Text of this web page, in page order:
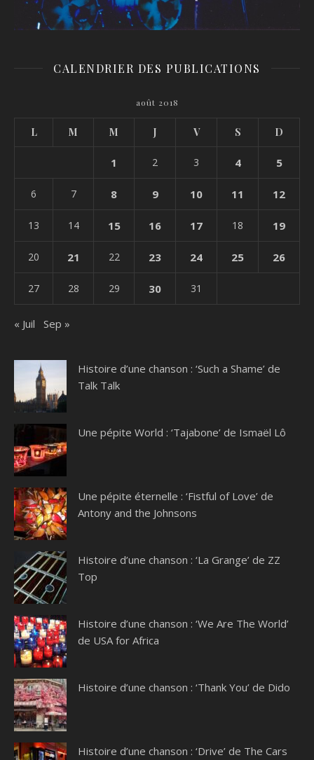
CALENDRIER DES PUBLICATIONS
août 2018
L M M J V S D
1 2 3 4 5
6 7 8 9 10 11 12
13 14 15 16 17 18 19
20 21 22 23 24 25 26
27 28 29 30 31
« Juil Sep »
Histoire d’une chanson : ‘Such a Shame’ de
Talk Talk
Une pépite World : ‘Tajabone’ de Ismaël Lô
Une pépite éternelle : ‘Fistful of Love’ de
Antony and the Johnsons
Histoire d’une chanson : ‘La Grange’ de ZZ
Top
Histoire d’une chanson : ‘We Are The World’
de USA for Africa
Histoire d’une chanson : ‘Thank You’ de Dido
Histoire d’une chanson : ‘Drive’ de The Cars